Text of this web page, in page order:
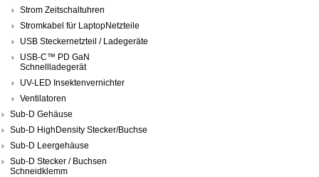
Strom Zeitschaltuhren
Stromkabel für LaptopNetzteile
USB Steckernetzteil / Ladegeräte
USB-C™ PD GaN
Schnellladegerät
UV-LED Insektenvernichter
Ventilatoren
Sub-D Gehäuse
Sub-D HighDensity Stecker/Buchse
Sub-D Leergehäuse
Sub-D Stecker / Buchsen
Schneidklemm